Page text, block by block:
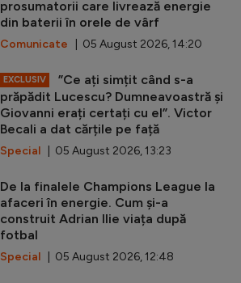
prosumatorii care livrează energie
din baterii în orele de vârf
Comunicate | 05 August 2026, 14:20
EXCLUSIV
”Ce ați simțit când s-a
prăpădit Lucescu? Dumneavoastră și
Giovanni erați certați cu el”. Victor
Becali a dat cărțile pe față
Special | 05 August 2026, 13:23
De la finalele Champions League la
afaceri în energie. Cum și-a
construit Adrian Ilie viața după
fotbal
Special | 05 August 2026, 12:48